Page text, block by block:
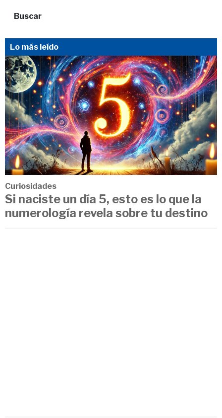
Buscar
Lo más leído
Curiosidades
Si naciste un día 5, esto es lo que la
numerología revela sobre tu destino